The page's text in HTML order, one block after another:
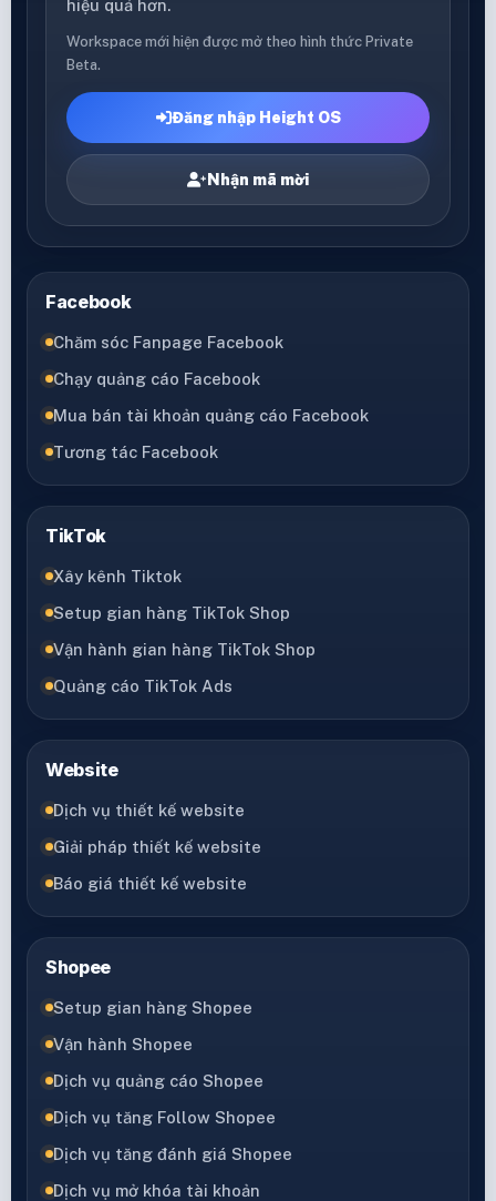
hiệu quả hơn.
Workspace mới hiện được mở theo hình thức Private
Beta.
Đăng nhập Height OS
Nhận mã mời
Facebook
Chăm sóc Fanpage Facebook
Chạy quảng cáo Facebook
Mua bán tài khoản quảng cáo Facebook
Tương tác Facebook
TikTok
Xây kênh Tiktok
Setup gian hàng TikTok Shop
Vận hành gian hàng TikTok Shop
Quảng cáo TikTok Ads
Website
Dịch vụ thiết kế website
Giải pháp thiết kế website
Báo giá thiết kế website
Shopee
Setup gian hàng Shopee
Vận hành Shopee
Dịch vụ quảng cáo Shopee
Dịch vụ tăng Follow Shopee
Dịch vụ tăng đánh giá Shopee
Dịch vụ mở khóa tài khoản